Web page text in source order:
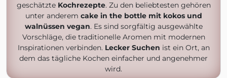
geschätzte Kochrezepte. Zu den beliebtesten gehören
unter anderem cake in the bottle mit kokos und
walnüssen vegan. Es sind sorgfältig ausgewählte
Vorschläge, die traditionelle Aromen mit modernen
Inspirationen verbinden. Lecker Suchen ist ein Ort, an
dem das tägliche Kochen einfacher und angenehmer
wird.